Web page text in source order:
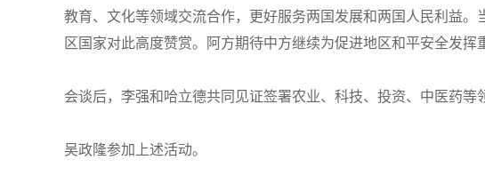
教育、文化等领域交流合作，更好服务两国发展和两国人民利益
区国家对此高度赞赏。阿方期待中方继续为促进地区和平安全发
会谈后，李强和哈立德共同见证签署农业、科技、投资、中医药等
吴政隆参加上述活动。